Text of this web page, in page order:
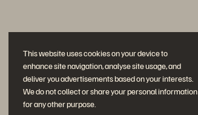
This website uses cookies on your device to
enhance site navigation, analyse site usage, and
deliver you advertisements based on your interests.
We do not collect or share your personal information
for any other purpose.